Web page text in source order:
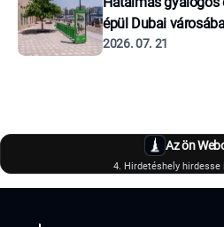
épül Dubai
2026. 07. 21
Az ön
4. Hirdetéshely